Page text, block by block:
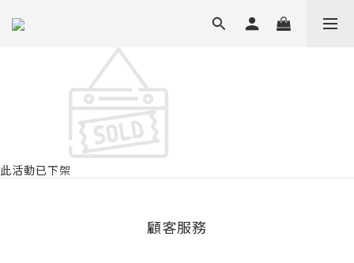
此活動已下架
顧客服務